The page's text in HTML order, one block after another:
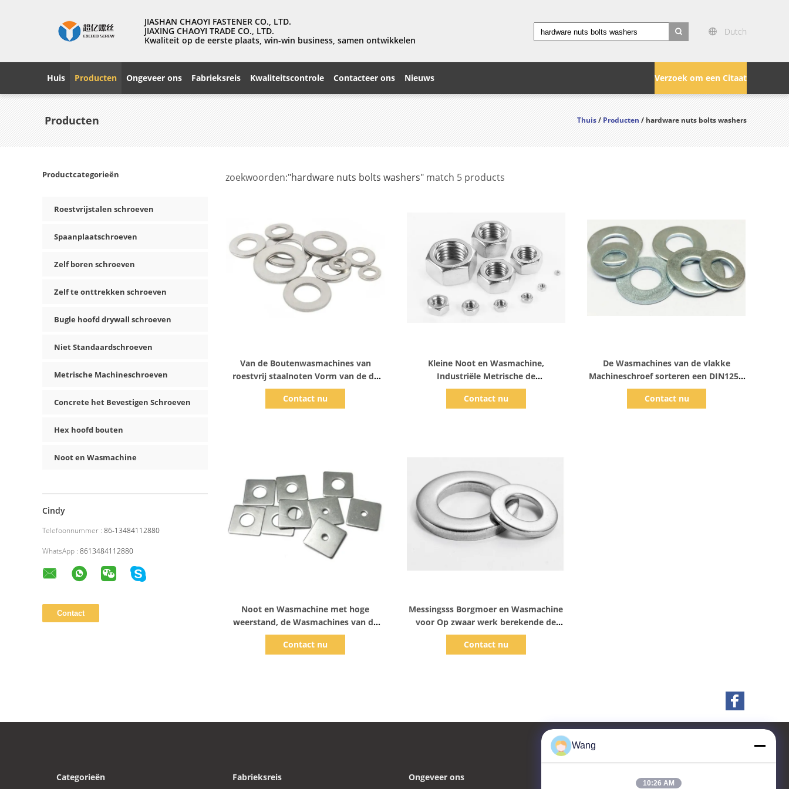
JIASHAN CHAOYI FASTENER CO., LTD.
JIAXING CHAOYI TRADE CO., LTD.
Kwaliteit op de eerste plaats, win-win business, samen ontwikkelen
Dutch
Verzoek om een Citaat
Huis Producten Ongeveer ons Fabrieksreis Kwaliteitscontrole Contacteer ons Nieuws
Producten Thuis/Producten/ hardware nuts bolts washers
Productcategorieën
Roestvrijstalen schroeven
Spaanplaatschroeven
Zelf boren schroeven
Zelf te onttrekken schroeven
Bugle hoofd drywall schroeven
Niet Standaardschroeven
Metrische Machineschroeven
Concrete het Bevestigen Schroeven
Hex hoofd bouten
Noot en Wasmachine
Cindy
Telefoonnummer : 86-13484112880
WhatsApp : 8613484112880
zoekwoorden:"hardware nuts bolts washers" match 5 products
Van de Boutenwasmachines van
roestvrij staalnoten Vorm van de de
Grootteschijf de Metrische Kleine
Grote
Contact nu
Kleine Noot en Wasmachine,
Industriële Metrische de
Hexuitdraainoot van het
Hexuitdraairoestvrije staal
Contact nu
De Wasmachines van de vlakke
Machineschroef sorteren een DIN125A
- 1 Laag Zink Cr3 van Koolstofuss
Contact nu
Noot en Wasmachine met hoge
weerstand, de Wasmachines van de
Notenbouten van
Hardwarebevestigingsmiddelen
Contact nu
Messingsss Borgmoer en Wasmachine
voor Op zwaar werk berekende de
Schroeven van de Vervoerhardware
Contact nu
Categorieën Fabrieksreis Ongeveer ons Contacteer ons
Wang
10:26 AM